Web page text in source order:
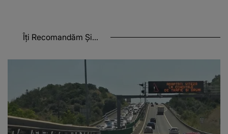
Îți Recomandăm Și...